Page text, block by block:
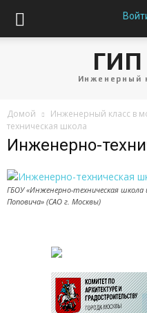
ГИП
Инженерный
Домой Инженерный класс в
техническая школа
Инженерно-
ГБОУ «Инженерно-техническая
Поповича» (САО г. Москвы)